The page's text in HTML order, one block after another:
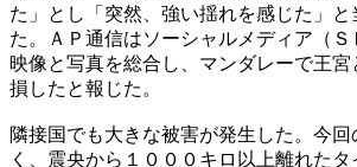
た」とし「突然、強い揺れを感じた」と
た。ＡＰ通信はソーシャルメディア（Ｓ
映像と写真を総合し、マンダレーで王
損したと報じた。
隣接国でも大きな被害が発生した。今
く、震央から１０００キロ以上離れた